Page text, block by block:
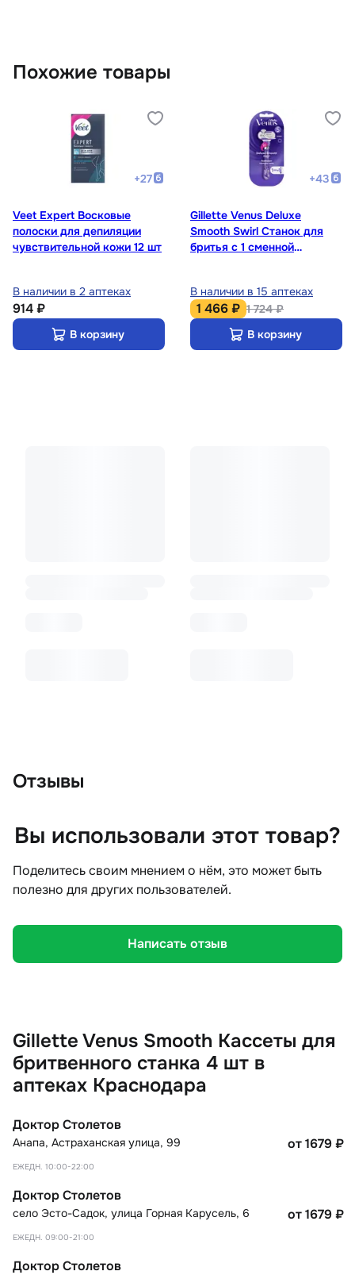
Похожие товары
+27
Veet Expert Восковые
полоски для депиляции
чувствительной кожи 12 шт
В наличии в 2 аптеках
914 ₽
В корзину
+43
Gillette Venus Deluxe
Smooth Swirl Станок для
бритья с 1 сменной
В наличии в 15 аптеках
1 466 ₽ 1 724 ₽
В корзину
Отзывы
Вы использовали этот товар?
Поделитесь своим мнением о нём, это может быть
полезно для других пользователей.
Написать отзыв
Gillette Venus Smooth Кассеты для
бритвенного станка 4 шт в
аптеках Краснодара
Доктор Столетов
Анапа, Астраханская улица, 99
ЕЖЕДН. 10:00-22:00
от 1679₽
Доктор Столетов
село Эсто-Садок, улица Горная Карусель, 6
ЕЖЕДН. 09:00-21:00
от 1679₽
Доктор Столетов